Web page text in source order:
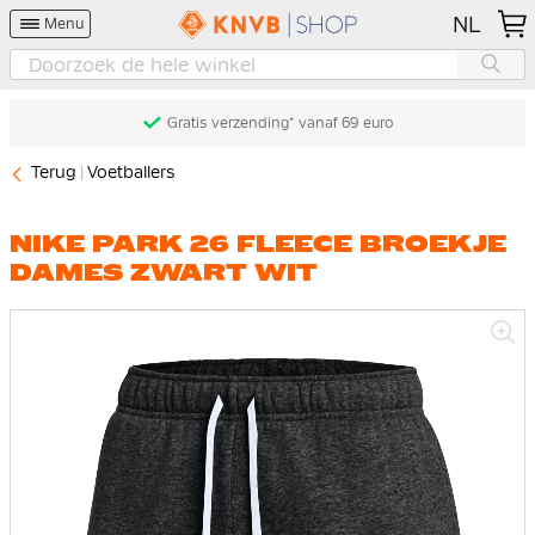
Menu NL
Gratis verzending* vanaf 69 euro
Terug Voetballers
NIKE PARK 26 FLEECE BROEKJE
DAMES ZWART WIT